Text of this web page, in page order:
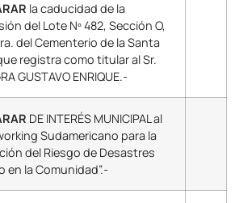
la caducidad de la
del Lote Nº 482, Sección O,
del Cementerio de la Santa
registra como titular al Sr.
GUSTAVO ENRIQUE.-
DE INTERÉS MUNICIPAL al
Sudamericano para la
del Riesgo de Desastres
en la Comunidad”.-